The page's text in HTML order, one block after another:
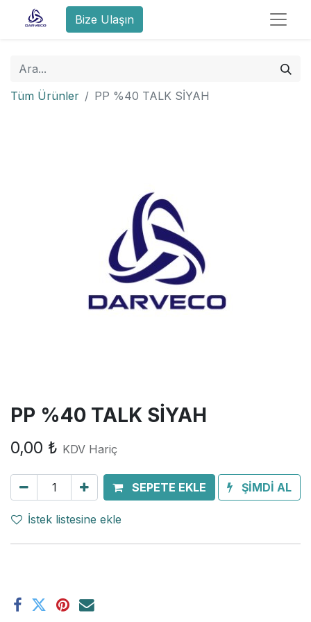
Bize Ulaşın
Tüm Ürünler PP %40 TALK SİYAH
PP %40 TALK SİYAH
0,00 ₺ KDV Hariç
SEPETE EKLE ŞİMDİ AL
İstek listesine ekle